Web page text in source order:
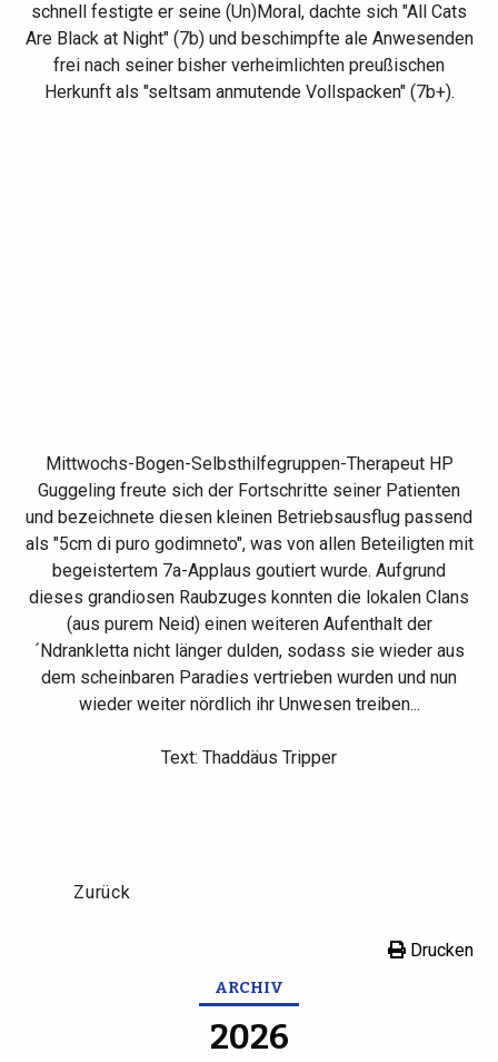
schnell festigte er seine (Un)Moral, dachte sich "All Cats
Are Black at Night" (7b) und beschimpfte ale Anwesenden
frei nach seiner bisher verheimlichten preußischen
Herkunft als "seltsam anmutende Vollspacken" (7b+).
Mittwochs-Bogen-Selbsthilfegruppen-Therapeut HP
Guggeling freute sich der Fortschritte seiner Patienten
und bezeichnete diesen kleinen Betriebsausflug passend
als "5cm di puro godimneto", was von allen Beteiligten mit
begeistertem 7a-Applaus goutiert wurde. Aufgrund
dieses grandiosen Raubzuges konnten die lokalen Clans
(aus purem Neid) einen weiteren Aufenthalt der
´Ndrankletta nicht länger dulden, sodass sie wieder aus
dem scheinbaren Paradies vertrieben wurden und nun
wieder weiter nördlich ihr Unwesen treiben...
Text: Thaddäus Tripper
Zurück
Drucken
ARCHIV
2026